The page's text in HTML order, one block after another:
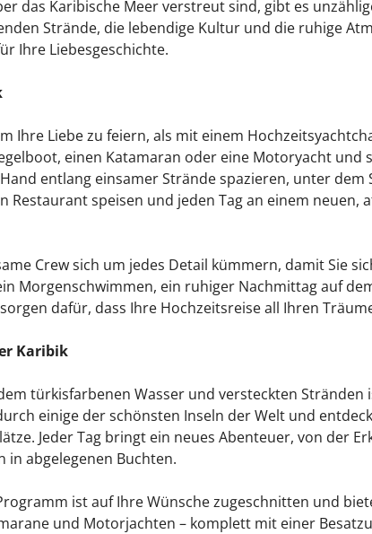
das Karibische Meer verstreut sind, gibt es
Strände, die lebendige Kultur und die ruhige
Ihre Liebesgeschichte.
Ihre Liebe zu feiern, als mit einem
einen Katamaran oder eine Motoryacht und
entlang einsamer Strände spazieren, unter
Restaurant speisen und jeden Tag an einem neuen,
Crew sich um jedes Detail kümmern, damit Sie
Morgenschwimmen, ein ruhiger Nachmittag auf
dafür, dass Ihre Hochzeitsreise all Ihren
Karibik
türkisfarbenen Wasser und versteckten Stränden
einige der schönsten Inseln der Welt und
Jeder Tag bringt ein neues Abenteuer, von der
in abgelegenen Buchten.
ist auf Ihre Wünsche zugeschnitten und
und Motorjachten – komplett mit einer